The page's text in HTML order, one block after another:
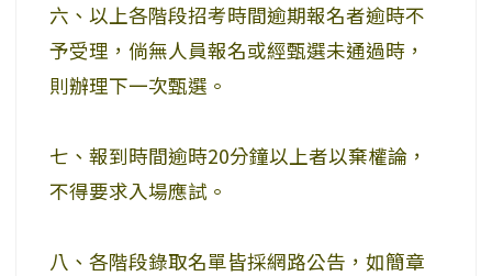
六、以上各階段招考時間逾期報名者逾時不
予受理，倘無人員報名或經甄選未通過時，
則辦理下一次甄選。
七、報到時間逾時20分鐘以上者以棄權論，
不得要求入場應試。
八、各階段錄取名單皆採網路公告，如簡章